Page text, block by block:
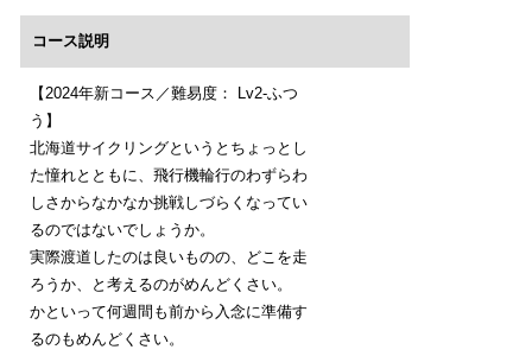
コース説明
【2024年新コース／難易度： Lv2-ふつ
う】
北海道サイクリングというとちょっとし
た憧れとともに、飛行機輪行のわずらわ
しさからなかなか挑戦しづらくなってい
るのではないでしょうか。
実際渡道したのは良いものの、どこを走
ろうか、と考えるのがめんどくさい。
かといって何週間も前から入念に準備す
るのもめんどくさい。